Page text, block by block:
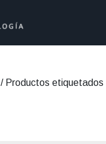
/ Productos etiquetados